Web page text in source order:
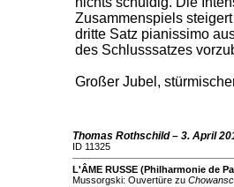
Zusammenspiels
dritte Satz pianissimo
des Schlusssatzes
Großer Jubel,
Thomas Rothschild – 3. April
ID 11325
L'ÂME RUSSE (Philharmonie de
Mussorgski: Ouvertüre zu